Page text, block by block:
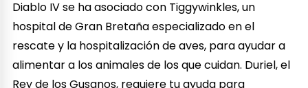
Diablo IV se ha asociado con Tiggywinkles, un
hospital de Gran Bretaña especializado en el
rescate y la hospitalización de aves, para ayudar a
alimentar a los animales de los que cuidan. Duriel, el
Rey de los Gusanos, requiere tu ayuda para